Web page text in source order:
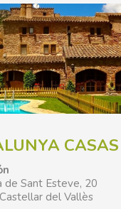
CASAS
de Sant Esteve, 20
del Vallès